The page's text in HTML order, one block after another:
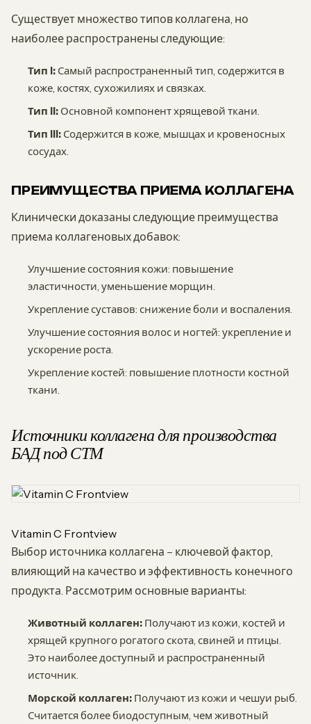
Существует множество типов коллагена, но
наиболее распространены следующие:
Тип I: Самый распространенный тип, содержится в
коже, костях, сухожилиях и связках.
Тип II: Основной компонент хрящевой ткани.
Тип III: Содержится в коже, мышцах и кровеносных
сосудах.
ПРЕИМУЩЕСТВА ПРИЕМА КОЛЛАГЕНА
Клинически доказаны следующие преимущества
приема коллагеновых добавок:
Улучшение состояния кожи: повышение
эластичности, уменьшение морщин.
Укрепление суставов: снижение боли и воспаления.
Улучшение состояния волос и ногтей: укрепление и
ускорение роста.
Укрепление костей: повышение плотности костной
ткани.
Источники коллагена для производства
БАД под СТМ
Vitamin C Frontview
Выбор источника коллагена – ключевой фактор,
влияющий на качество и эффективность конечного
продукта. Рассмотрим основные варианты:
Животный коллаген: Получают из кожи, костей и
хрящей крупного рогатого скота, свиней и птицы.
Это наиболее доступный и распространенный
источник.
Морской коллаген: Получают из кожи и чешуи рыб.
Считается более биодоступным, чем животный